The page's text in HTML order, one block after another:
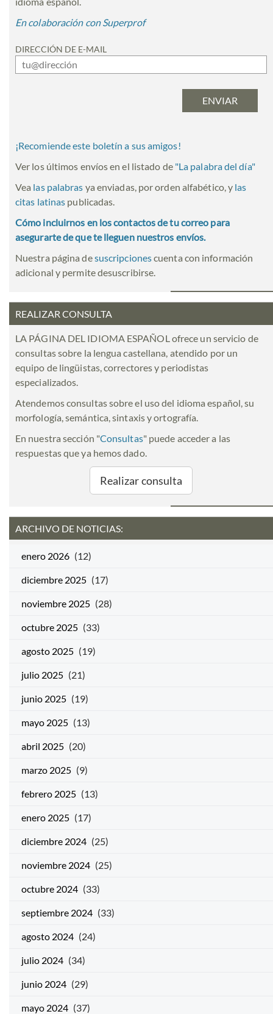
En colaboración con Superprof
DIRECCIÓN DE E-MAIL
¡Recomiende este boletín a sus amigos!
Ver los últimos envíos en el listado de "La palabra del día"
Vea las palabras ya enviadas, por orden alfabético, y las
citas latinas publicadas.
Cómo incluirnos en los contactos de tu correo para
asegurarte de que te lleguen nuestros envíos.
Nuestra página desuscripcionescuenta con información
adicional y permite desuscribirse.
REALIZAR CONSULTA
LA PÁGINA DEL IDIOMA ESPAÑOL ofrece un servicio de
consultas sobre la lengua castellana, atendido por un
equipo de lingüistas, correctores y periodistas
especializados.
Atendemos consultas sobre el uso del idioma español, su
morfología, semántica, sintaxis y ortografía.
En nuestra sección "Consultas" puede acceder a las
respuestas que ya hemos dado.
Realizar consulta
ARCHIVO DE NOTICIAS:
enero 2026 (12)
diciembre 2025 (17)
noviembre 2025 (28)
octubre 2025 (33)
agosto 2025 (19)
julio 2025 (21)
junio 2025 (19)
mayo 2025 (13)
abril 2025 (20)
marzo 2025 (9)
febrero 2025 (13)
enero 2025 (17)
diciembre 2024 (25)
noviembre 2024 (25)
octubre 2024 (33)
septiembre 2024 (33)
agosto 2024 (24)
julio 2024 (34)
junio 2024 (29)
mayo 2024 (37)